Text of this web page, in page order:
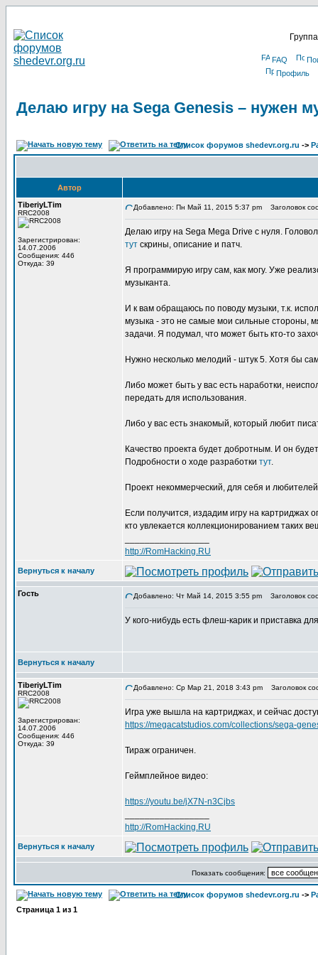
FAQ
Профиль
Делаю игру на Sega Genesis – нужен
Список форумов shedevr.org.ru ->
Автор
TiberiyLTim
RRC2008
Зарегистрирован:
14.07.2006
Сообщения: 446
Откуда: 39
Добавлено: Пн Май 11, 2015 5:37 pm Заголовок
Делаю игру на Sega Mega Drive с нуля.
тут скрины, описание и патч.
Я программирую игру сам, как могу. Уже
музыканта.
И к вам обращаюсь по поводу музыки, т.к.
музыка - это не самые мои сильные стороны,
задачи. Я подумал, что может быть кто-то
Нужно несколько мелодий - штук 5. Хотя бы
Либо может быть у вас есть наработки,
передать для использования.
Либо у вас есть знакомый, который любит
Качество проекта будет добротным. И он
Подробности о ходе разработки тут.
Проект некоммерческий, для себя и
Если получится, издадим игру на картриджах
кто увлекается коллекционированием таких
http://RomHacking.RU
Вернуться к началу
Гость Добавлено: Чт Май 14, 2015 3:55 pm Заголовок
У кого-нибудь есть флеш-карик и приставка
Вернуться к началу
TiberiyLTim
RRC2008
Зарегистрирован:
14.07.2006
Сообщения: 446
Откуда: 39
Добавлено: Ср Мар 21, 2018 3:43 pm Заголовок
Игра уже вышла на картриджах, и сейчас
https://megacatstudios.com/collections/sega-
Тираж ограничен.
Геймплейное видео:
https://youtu.be/jX7N-n3Cjbs
http://RomHacking.RU
Вернуться к началу
Показать сообщения:
Список форумов shedevr.org.ru ->
Страница 1 из 1